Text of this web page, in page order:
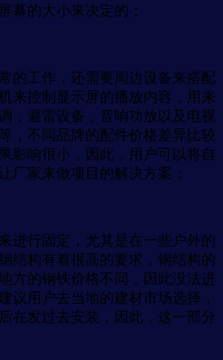
幕的大小来决定的；
工作，还需要周边设备来搭配
来控制显示屏的播放内容，用来
，避雷设备，音响功放以及电视
，不同品牌的配件价格差异比较
影响很小，因此，用户可以将自
厂家来做项目的解决方案；
行固定，尤其是在一些户外的
结构有着很高的要求，钢结构的
方的钢铁价格不同，因此没法进
议用户去当地的建材市场选择，
在发过去安装，因此，这一部分